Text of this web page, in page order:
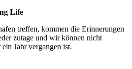
Life
treffen, kommen die Erinnerungen
zutage und wir können nicht
Jahr vergangen ist.